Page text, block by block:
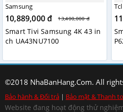
Samsung
10,889,000 đ 13,400,000 đ
Smart Tivi Samsung 4K 43 in
ch UA43NU7100
Tcl
©2018 NhaBanHang.Com. All
Bảo hành & Đổi trả | Bảo mật & Thanh
Website đang hoạt động thử